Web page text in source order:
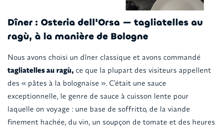
Dîner : Osteria dell'Orsa — tagliatelles au
ragù, à la manière de Bologne
Nous avons choisi un dîner classique et avons commandé
tagliatelles au ragù,ce que la plupart des visiteurs appellent
des « pâtes à la bolognaise ». C'était une sauce
exceptionnelle, le genre de sauce à cuisson lente pour
laquelle on voyage : une base de soffritto, de la viande
finement hachée, du vin, un soupçon de tomate et des heures